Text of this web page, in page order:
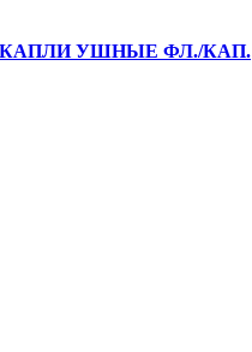
КАПЛИ УШНЫЕ ФЛ./КАП.